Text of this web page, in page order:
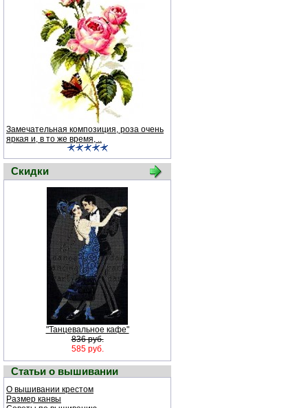
Замечательная композиция, роза очень
яркая и, в то же время, ..
Скидки
"Танцевальное кафе"
836 руб.
585 руб.
Статьи о вышивании
О вышивании крестом
Размер канвы